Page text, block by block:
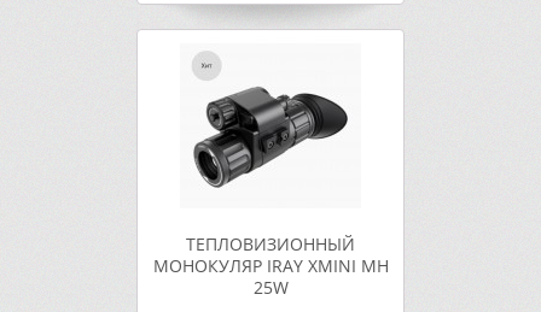
ТЕПЛОВИЗИОННЫЙ
МОНОКУЛЯР IRAY XMINI MH
25W